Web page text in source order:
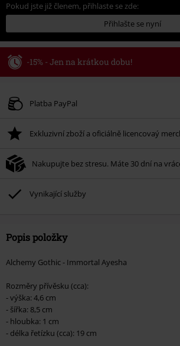
Pokud jste již členem, přihlaste se zde:
Přihlašte se nyní
-15% - Jen na krátkou dobu!
Platné do 8/9/26
Po zadání kódu v košíku, se sleva uplatní automaticky.
Nelze kombinovat s jinými akciovými kódy. Sleva se
média, vstupenky, Rammstein, (Till) Lindemann,
podpoříte nadaci.
Platba PayPal
Exkluzivní zboží a oficiálně licencovaý
Nakupujte bez stresu. Máte 30 dní na
Vynikající služby
Popis položky
Alchemy Gothic - Immortal Ayesha
Rozměry přívěsku (cca):
- výška: 4,6 cm
- šířka: 8,5 cm
- hloubka: 1 cm
- délka řetízku (cca): 19 cm